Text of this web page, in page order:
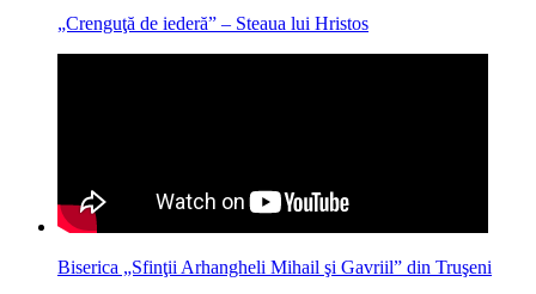
„Crenguţă de iederă” – Steaua lui Hristos
Biserica „Sfinţii Arhangheli Mihail şi Gavriil” din Truşeni